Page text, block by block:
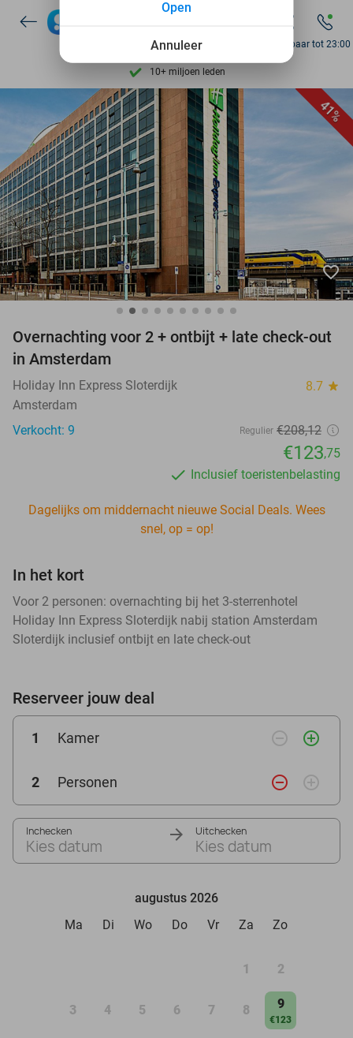
Ontdek 15.000+ deals
7 dagen per week beschikbaar
10+ miljoen leden
Bereikbaar tot 23:00
41%
favorite_border
Overnachting voor 2 + ontbijt + late check-out
in Amsterdam
Holiday Inn Express Sloterdijk 8.7 star
Amsterdam
Verkocht: 9
Regulier €208,12
€123,75
Inclusief toeristenbelasting
Dagelijks om middernacht nieuwe Social Deals. Wees
snel, op = op!
In het kort
Voor 2 personen: overnachting bij het 3-sterrenhotel
Holiday Inn Express Sloterdijk nabij station Amsterdam
Sloterdijk inclusief ontbijt en late check-out
Reserveer jouw deal
1 Kamer remove_circle_outline add_circle_outline
2 Personen remove_circle_outline add_circle_outline
Inchecken
Kies datum
Uitchecken
Kies datum
augustus 2026
Ma
Di Wo Do Vr Za Zo
1 2
3 4 5 6 7 8 9
€123
Annuleer
Open